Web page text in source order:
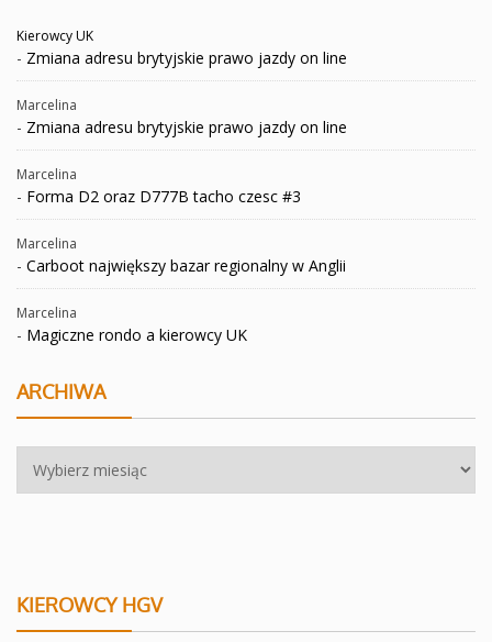
Kierowcy UK
- Zmiana adresu brytyjskie prawo jazdy on line
Marcelina
- Zmiana adresu brytyjskie prawo jazdy on line
Marcelina
- Forma D2 oraz D777B tacho czesc #3
Marcelina
- Carboot największy bazar regionalny w Anglii
Marcelina
- Magiczne rondo a kierowcy UK
ARCHIWA
KIEROWCY HGV